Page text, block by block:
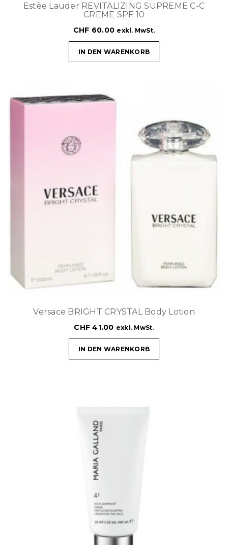
Estèe Lauder REVITALIZING SUPREME C-C
CREME SPF 10
CHF 60.00 exkl. MwSt.
IN DEN WARENKORB
Versace BRIGHT CRYSTAL Body Lotion
CHF 41.00 exkl. MwSt.
IN DEN WARENKORB